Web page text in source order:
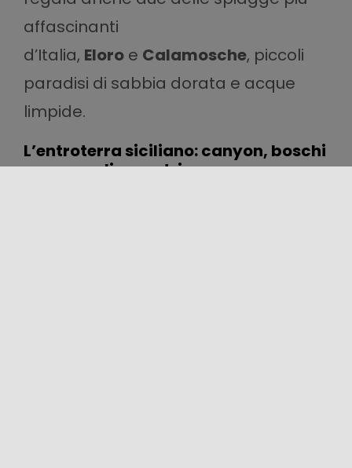
affascinanti
d’Italia, Eloroe Calamosche, piccoli
paradisi di sabbia dorata e acque
limpide.
L’entroterra siciliano: canyon, boschi
e necropoli rupestri